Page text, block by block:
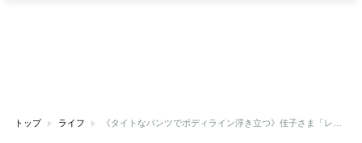
トップ ライフ